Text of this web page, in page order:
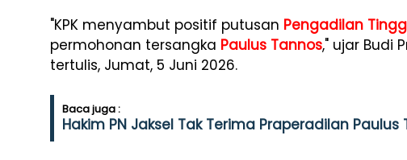
"KPK menyambut positif putusan Pengadilan
permohonan tersangka Paulus Tannos," ujar Budi
tertulis, Jumat, 5 Juni 2026.
Baca juga :
Hakim PN Jaksel Tak Terima Praperadilan Paulus